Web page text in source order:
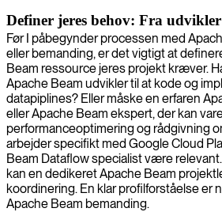
Definer jeres behov: Fra
Før I påbegynder processen med
eller bemanding, er det vigtigt at
Beam ressource jeres projekt kræver.
Apache Beam udvikler til at kode og
datapiplines? Eller måske en erfaren
eller Apache Beam ekspert, der kan
performanceoptimering og rådgivning
arbejder specifikt med Google Cloud
Beam Dataflow specialist være
kan en dedikeret Apache Beam
koordinering. En klar profilforståelse er
Apache Beam bemanding.